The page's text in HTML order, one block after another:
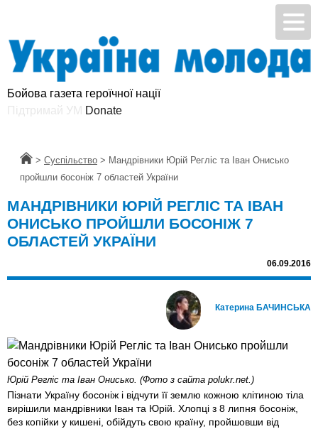
Бойова газета героїчної нації
Підтримай УМ
Donate
Головна
> Суспільство > Мандрівники Юрій Регліс та Іван Онисько
пройшли босоніж 7 областей України
МАНДРІВНИКИ ЮРІЙ РЕГЛІС ТА ІВАН
ОНИСЬКО ПРОЙШЛИ БОСОНІЖ 7
ОБЛАСТЕЙ УКРАЇНИ
06.09.2016
Катерина БАЧИНСЬКА
Юрій Регліс та Іван Онисько. (Фото з сайта polukr.net.)
Пізнати Україну босоніж і відчути її землю кожною клітиною тіла
вирішили мандрівники Іван та Юрій. Хлопці з 8 липня босоніж,
без копійки у кишені, обійдуть свою країну, про­йшовши від